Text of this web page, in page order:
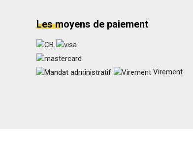
Les moyens de paiement
Virement